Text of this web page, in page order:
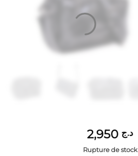
د.ج
Rupture de stock